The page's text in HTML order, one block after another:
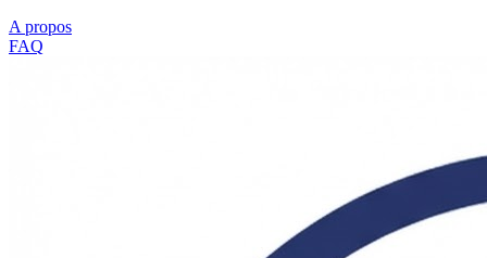
A propos
FAQ